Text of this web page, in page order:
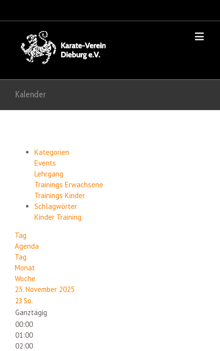
Kalender
Kategorien
Events
Lehrgang
Trainings Erwachsene
Trainings Kinder
Schlagwörter
Kinder Training
Tag
Agenda
Tag
Monat
Woche
23. November 2025
23 So.
Ganztägig
00:00
01:00
02:00